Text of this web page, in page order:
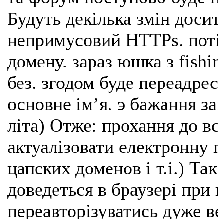
Будуть декілька змін
непримусовий HTTPs.
домену. зараз юшка з
без. згодом буде
основне імʼя. э бажання
літа) Отже: прохання до
актуалізовати
цапских доменов і т.і.)
доведеться в браузері
переавторізуватись